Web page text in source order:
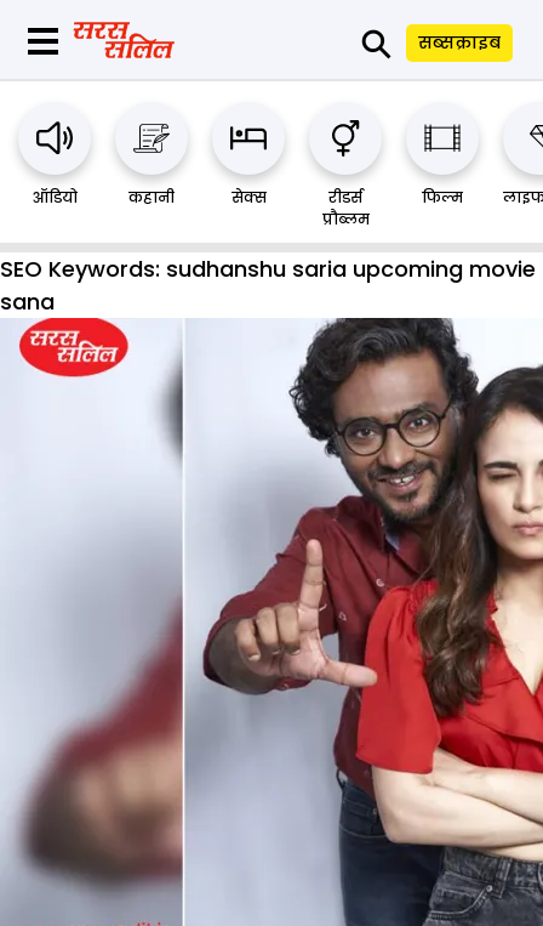
⚲ सब्सक्राइब
ऑडियो कहानी सेक्स
रीडर्स
प्रौब्लम
फिल्म
SEO Keywords: sudhanshu saria upcoming movie
sana